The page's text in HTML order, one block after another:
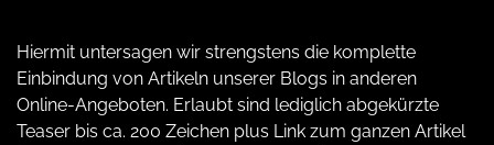
Hiermit untersagen wir strengstens die komplette
Einbindung von Artikeln unserer Blogs in anderen
Online-Angeboten. Erlaubt sind lediglich abgekürzte
Teaser bis ca. 200 Zeichen plus Link zum ganzen Artikel